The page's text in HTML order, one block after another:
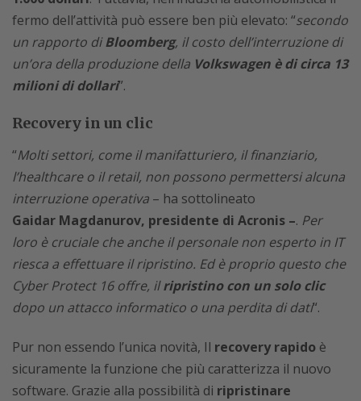
fermo dell’attività può essere ben più elevato: “secondo
un rapporto diBloomberg, il costo dell’interruzione di
un’ora della produzione della Volkswagen è di circa 13
milioni di dollari”.
Recovery in un clic
“Molti settori, come il manifatturiero, il finanziario,
l’healthcare o il retail, non possono permettersi alcuna
interruzione operativa – ha sottolineato
Gaidar Magdanurov, presidente di Acronis –. Per
loro è cruciale che anche il personale non esperto in IT
riesca a effettuare il ripristino. Ed è proprio questo che
Cyber Protect 16 offre, ilripristino con un solo clic
dopo un attacco informatico o una perdita di dati“.
Pur non essendo l’unica novità, Il recovery rapido è
sicuramente la funzione che più caratterizza il nuovo
software. Grazie alla possibilità di ripristinare